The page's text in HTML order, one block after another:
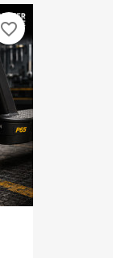
favorite_border